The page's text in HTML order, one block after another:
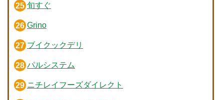
旬すぐ
Grino
ブイクックデリ
パルシステム
ニチレイフーズダイレクト